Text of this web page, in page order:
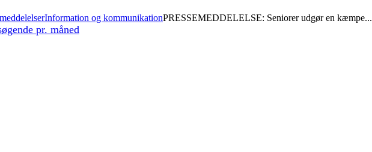
Information og kommunikationPRESSEMEDDELELSE: Seniorer udgør en kæmpe...
pr. måned